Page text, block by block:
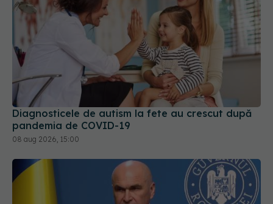
Diagnosticele de autism la fete au crescut după
pandemia de COVID-19
08 aug 2026, 15:00